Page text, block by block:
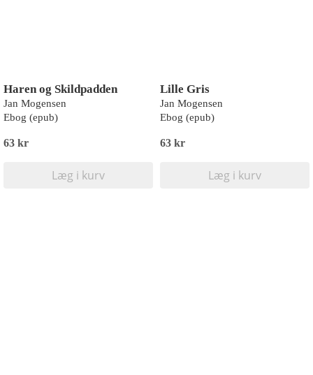
Haren og Skildpadden
Jan Mogensen
Ebog (epub)
63 kr
Læg i kurv
Lille Gris
Jan Mogensen
Ebog (epub)
63 kr
Læg i kurv